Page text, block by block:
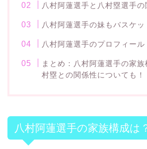
八村阿蓮選手と八村塁選手の
八村阿蓮選手の妹もバスケッ
八村阿蓮選手のプロフィール
まとめ：八村阿蓮選手の家族
村塁との関係性についても！
八村阿蓮選手の家族構成は